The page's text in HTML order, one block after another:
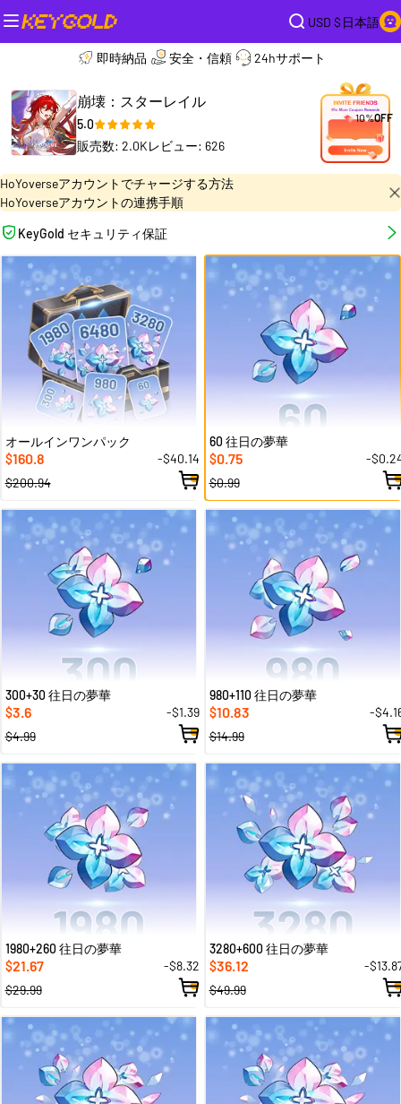
USD $ 日本語
即時納品 安全・信頼 24hサポート
崩壊：スターレイル
5.0
販売数: 2.0Kレビュー: 626
10%OFF
HoYoverseアカウントでチャージする方法
HoYoverseアカウントの連携手順
KeyGold セキュリティ保証
オールインワンパック
$160.8
-$40.14
$200.94
60 往日の夢華
$0.75
-
$0.99
300+30 往日の夢華
$3.6
-$1.39
$4.99
980+110 往日の夢華
$10.83
-
$14.99
1980+260 往日の夢華
$21.67
-$8.32
$29.99
3280+600 往日の夢華
$36.12
-
$49.99